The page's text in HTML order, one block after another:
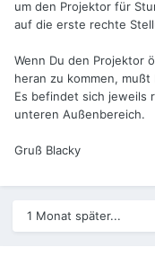
um den Projektor für
auf die erste rechte
Wenn Du den Projektor
heran zu kommen,
Es befindet sich jeweils
unteren Außenbereich.
Gruß Blacky
1 Monat später...